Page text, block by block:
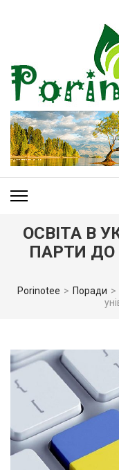
Enter)
ОСВІТА В
ПАРТИ ДО
Porinotee > Поради >